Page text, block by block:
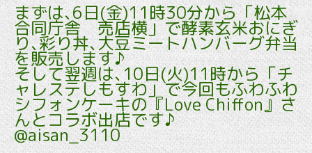
まずは､6日(金)11時30分から「松本
合同庁舎 売店横」で酵素玄米おにぎ
り､彩り丼､大豆ミートハンバーグ弁当
を販売します♪
そして翌週は､10日(火)11時から「チ
ャレステしもすわ」で今回もふわふわ
シフォンケーキの『Love Chiffon』さ
んとコラボ出店です♪
@aisan_3110